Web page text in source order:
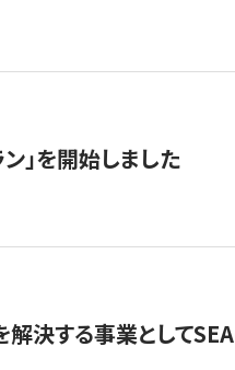
」を開始しました
決する事業として